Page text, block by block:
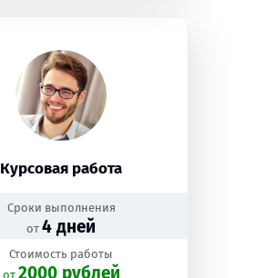
Курсовая работа
Сроки выполнения
от 4 дней
Стоимость работы
oт 2000 рублей